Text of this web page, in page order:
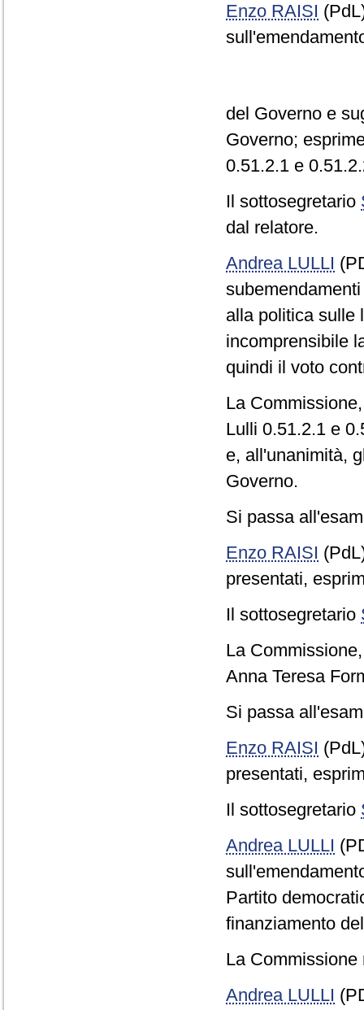
Enzo RAISI
del Governo e
Governo;
0.51.2.1 e
Il sottosegretario
dal relatore.
Andrea LULLI
alla politica sulle
incomprensibile
quindi il voto
La
Lulli 0.51.2.1 e
e, all'unanimità,
Governo.
Si passa
Enzo RAISI
presentati,
Il sottosegretario
La
Anna Teresa
Si passa
Enzo RAISI
presentati,
Il sottosegretario
Andrea LULLI
Partito
finanziamento
La
Andrea LULLI